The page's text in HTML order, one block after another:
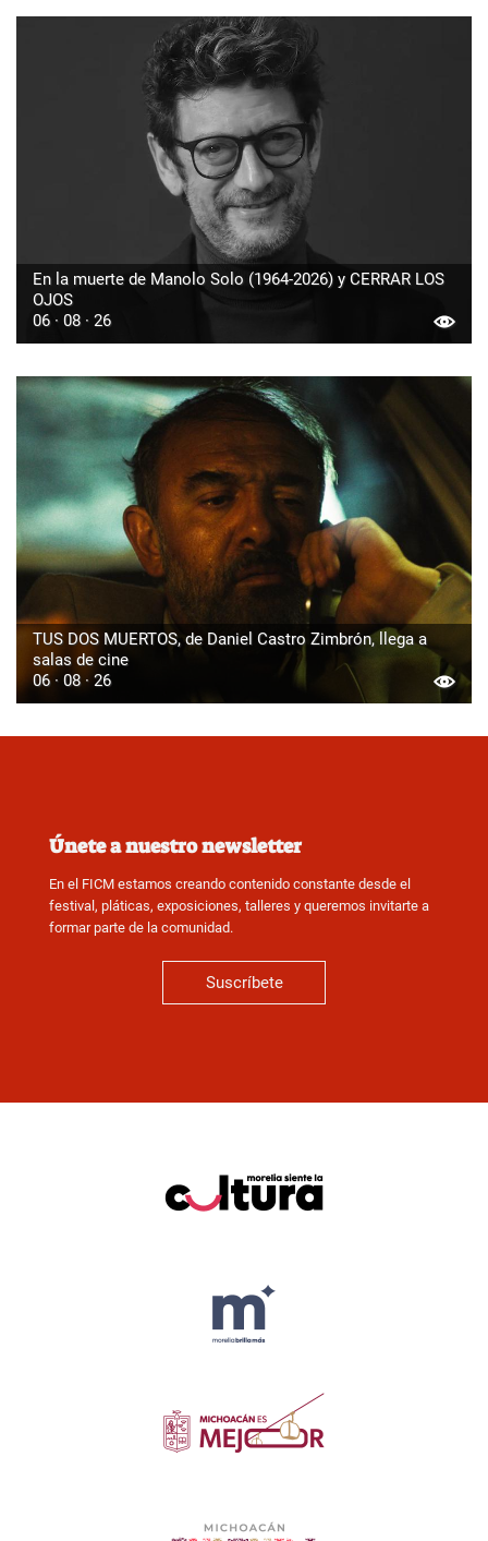
En la muerte de Manolo Solo (1964-2026) y CERRAR LOS
OJOS
06 · 08 · 26
TUS DOS MUERTOS, de Daniel Castro Zimbrón, llega a
salas de cine
06 · 08 · 26
Únete a nuestro newsletter
En el FICM estamos creando contenido constante desde el
festival, pláticas, exposiciones, talleres y queremos invitarte a
formar parte de la comunidad.
Suscríbete